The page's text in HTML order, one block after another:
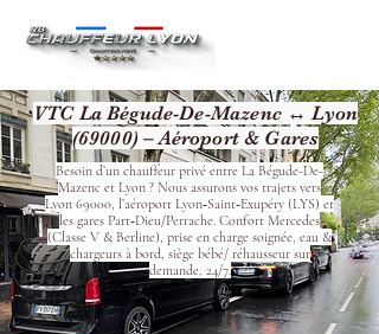
VTC La Bégude-De-Mazenc ↔ Lyon
(69000) – Aéroport & Gares
Besoin d’un chauffeur privé entre La Bégude-De-
Mazenc et Lyon ? Nous assurons vos trajets vers
Lyon 69000, l’aéroport Lyon‑Saint‑Exupéry (LYS) et
les gares Part‑Dieu/Perrache. Confort Mercedes
(Classe V & Berline), prise en charge soignée, eau &
chargeurs à bord, siège bébé/ réhausseur sur
demande, 24/7.